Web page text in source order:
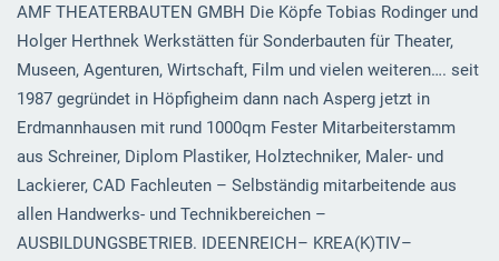
AMF THEATERBAUTEN GMBH Die Köpfe Tobias Rodinger und
Holger Herthnek Werkstätten für Sonderbauten für Theater,
Museen, Agenturen, Wirtschaft, Film und vielen weiteren…. seit
1987 gegründet in Höpfigheim dann nach Asperg jetzt in
Erdmannhausen mit rund 1000qm Fester Mitarbeiterstamm
aus Schreiner, Diplom Plastiker, Holztechniker, Maler- und
Lackierer, CAD Fachleuten – Selbständig mitarbeitende aus
allen Handwerks- und Technikbereichen –
AUSBILDUNGSBETRIEB. IDEENREICH– KREA(K)TIV–